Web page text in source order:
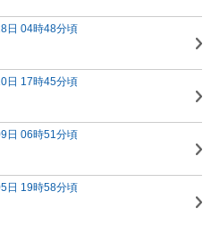
日 04時48分頃
日 17時45分頃
日 06時51分頃
日 19時58分頃